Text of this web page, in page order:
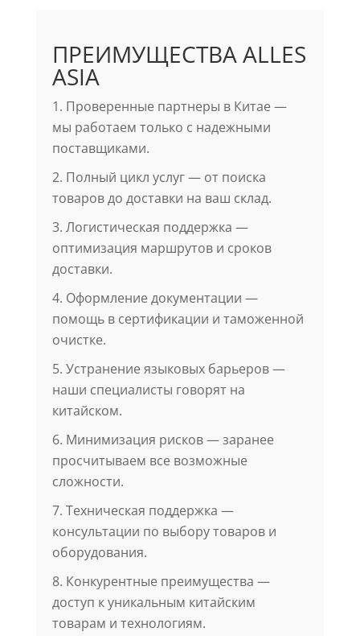
ПРЕИМУЩЕСТВА ALLES
ASIA
1. Проверенные партнеры в Китае —
мы работаем только с надежными
поставщиками.
2. Полный цикл услуг — от поиска
товаров до доставки на ваш склад.
3. Логистическая поддержка —
оптимизация маршрутов и сроков
доставки.
4. Оформление документации —
помощь в сертификации и таможенной
очистке.
5. Устранение языковых барьеров —
наши специалисты говорят на
китайском.
6. Минимизация рисков — заранее
просчитываем все возможные
сложности.
7. Техническая поддержка —
консультации по выбору товаров и
оборудования.
8. Конкурентные преимущества —
доступ к уникальным китайским
товарам и технологиям.